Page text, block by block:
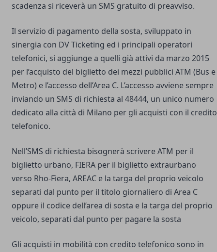
scadenza si riceverà un SMS gratuito di preavviso.
Il servizio di pagamento della sosta, sviluppato in
sinergia con DV Ticketing ed i principali operatori
telefonici, si aggiunge a quelli già attivi da marzo 2015
per l’acquisto del biglietto dei mezzi pubblici ATM (Bus e
Metro) e l’accesso dell’Area C. L’accesso avviene sempre
inviando un SMS di richiesta al 48444, un unico numero
dedicato alla città di Milano per gli acquisti con il credito
telefonico.
Nell’SMS di richiesta bisognerà scrivere ATM per il
biglietto urbano, FIERA per il biglietto extraurbano
verso Rho-Fiera, AREAC e la targa del proprio veicolo
separati dal punto per il titolo giornaliero di Area C
oppure il codice dell’area di sosta e la targa del proprio
veicolo, separati dal punto per pagare la sosta
Gli acquisti in mobilità con credito telefonico sono in